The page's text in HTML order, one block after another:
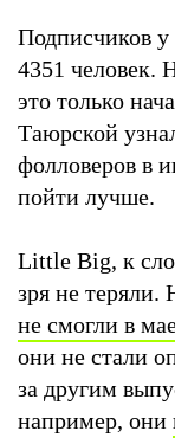
Подписчиков у
4351 человек.
это только
Таюрской
фолловеров в
пойти лучше.
Little Big, к
зря не теряли.
не смогли в
они не стали
за другим
например, они